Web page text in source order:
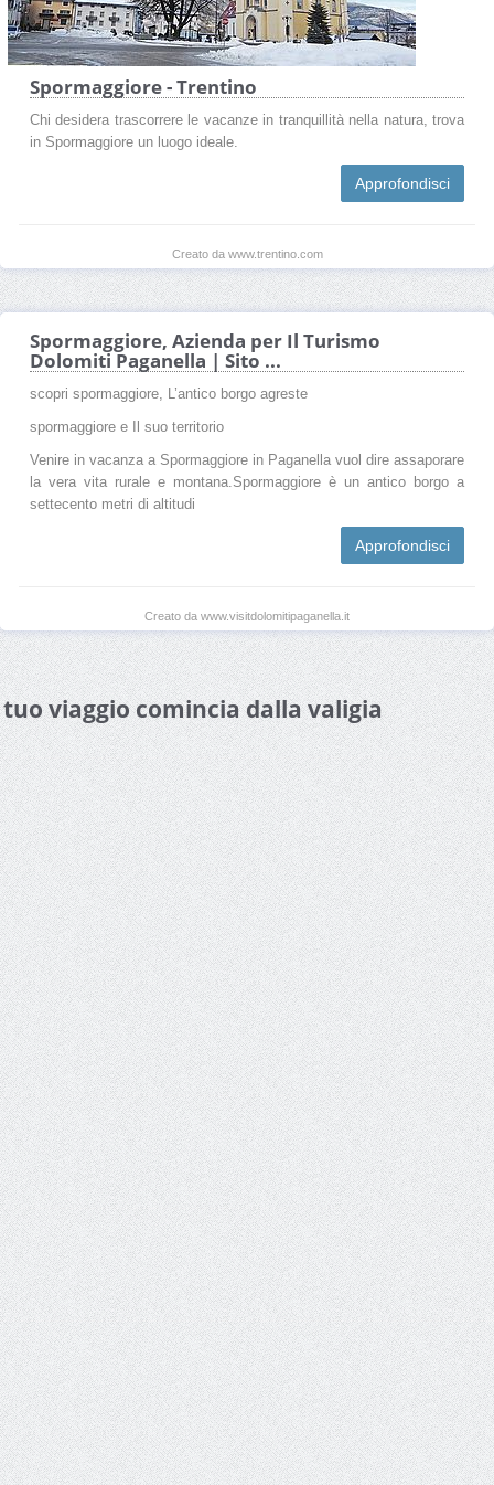
Spormaggiore - Trentino
Chi desidera trascorrere le vacanze in tranquillità nella natura, trova
in Spormaggiore un luogo ideale.
Approfondisci
Creato da www.trentino.com
Spormaggiore, Azienda per Il Turismo
Dolomiti Paganella | Sito ...
scopri spormaggiore, L’antico borgo agreste
spormaggiore e Il suo territorio
Venire in vacanza a Spormaggiore in Paganella vuol dire assaporare
la vera vita rurale e montana.Spormaggiore è un antico borgo a
settecento metri di altitudi
Approfondisci
Creato da www.visitdolomitipaganella.it
viaggio comincia dalla valigia